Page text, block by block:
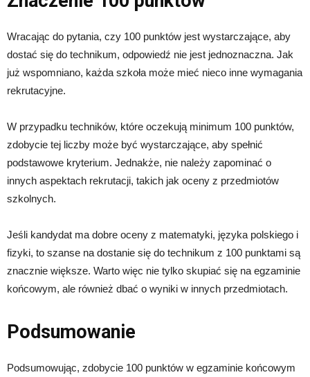
Wracając do pytania, czy 100 punktów jest wystarczające, aby
dostać się do technikum, odpowiedź nie jest jednoznaczna. Jak
już wspomniano, każda szkoła może mieć nieco inne wymagania
rekrutacyjne.
W przypadku techników, które oczekują minimum 100 punktów,
zdobycie tej liczby może być wystarczające, aby spełnić
podstawowe kryterium. Jednakże, nie należy zapominać o
innych aspektach rekrutacji, takich jak oceny z przedmiotów
szkolnych.
Jeśli kandydat ma dobre oceny z matematyki, języka polskiego i
fizyki, to szanse na dostanie się do technikum z 100 punktami są
znacznie większe. Warto więc nie tylko skupiać się na egzaminie
końcowym, ale również dbać o wyniki w innych przedmiotach.
Podsumowanie
Podsumowując, zdobycie 100 punktów w egzaminie końcowym